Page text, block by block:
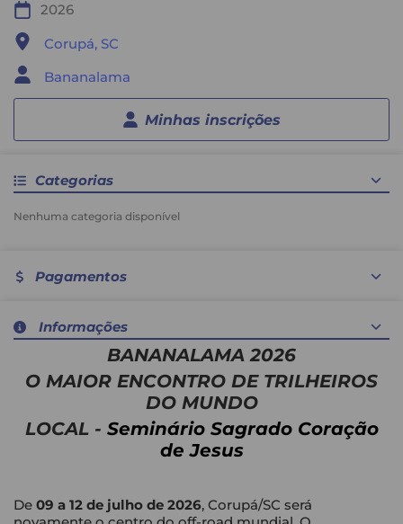
2026
Corupá, SC
Bananalama
Minhas inscrições
Categorias
Nenhuma categoria disponível
Pagamentos
Informações
BANANALAMA 2026
O MAIOR ENCONTRO DE TRILHEIROS
DO MUNDO
LOCAL - Seminário Sagrado Coração
de Jesus
De 09 a 12 de julho de 2026, Corupá/SC será